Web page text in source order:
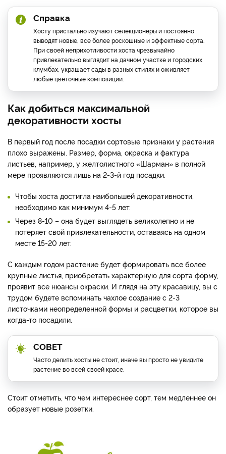
Справка
Хосту пристально изучают селекционеры и постоянно
выводят новые, все более роскошные и эффектные сорта.
При своей неприхотливости хоста чрезвычайно
привлекательно выглядит на дачном участке и городских
клумбах, украшает сады в разных стилях и оживляет
любые цветочные композиции.
Как добиться максимальной
декоративности хосты
В первый год после посадки сортовые признаки у растения
плохо выражены. Размер, форма, окраска и фактура
листьев, например, у желтолистного «Шарман» в полной
мере проявляются лишь на 2-3-й год посадки.
Чтобы хоста достигла наибольшей декоративности,
необходимо как минимум 4-5 лет.
Через 8-10 – она будет выглядеть великолепно и не
потеряет свой привлекательности, оставаясь на одном
месте 15-20 лет.
С каждым годом растение будет формировать все более
крупные листья, приобретать характерную для сорта форму,
проявит все нюансы окраски. И глядя на эту красавицу, вы с
трудом будете вспоминать чахлое создание с 2-3
листочками неопределенной формы и расцветки, которое вы
когда-то посадили.
СОВЕТ
Часто делить хосты не стоит, иначе вы просто не увидите
растение во всей своей красе.
Стоит отметить, что чем интереснее сорт, тем медленнее он
образует новые розетки.